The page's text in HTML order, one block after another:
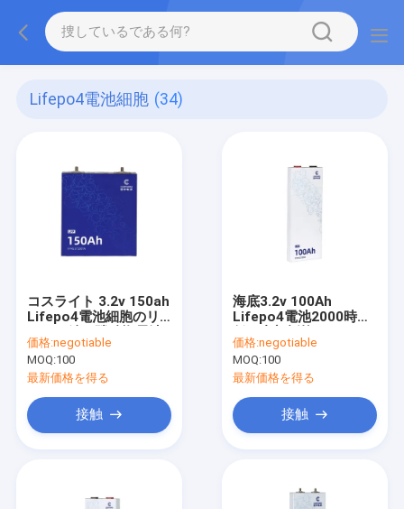
Lifepo4電池細胞 (34)
コスライト 3.2v 150ah
Lifepo4電池細胞のリ
価格:negotiable
MOQ:100
最新価格を得る
接触
海底3.2v 100Ah
Lifepo4電池2000時の
価格:negotiable
MOQ:100
最新価格を得る
接触